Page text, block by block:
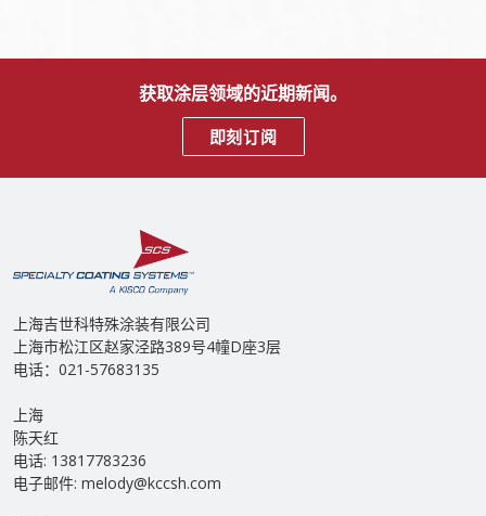
获取涂层领域的近期新闻。
即刻订阅
上海吉世科特殊涂装有限公司
上海市松江区赵家泾路389号4幢D座3层
电话：021-57683135
上海
陈天红
电话: 13817783236
电子邮件: melody@kccsh.com